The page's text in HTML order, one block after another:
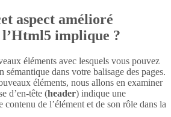
aspect amélioré
implique ?
éléments avec lesquels vous pouvez
dans votre balisage des pages.
éléments, nous allons en examiner
d’en-tête (header) indique une
de l’élément et de son rôle dans la